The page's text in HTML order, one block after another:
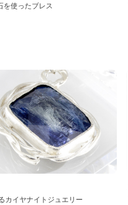
を使ったブレス
カイヤナイトジュエリー